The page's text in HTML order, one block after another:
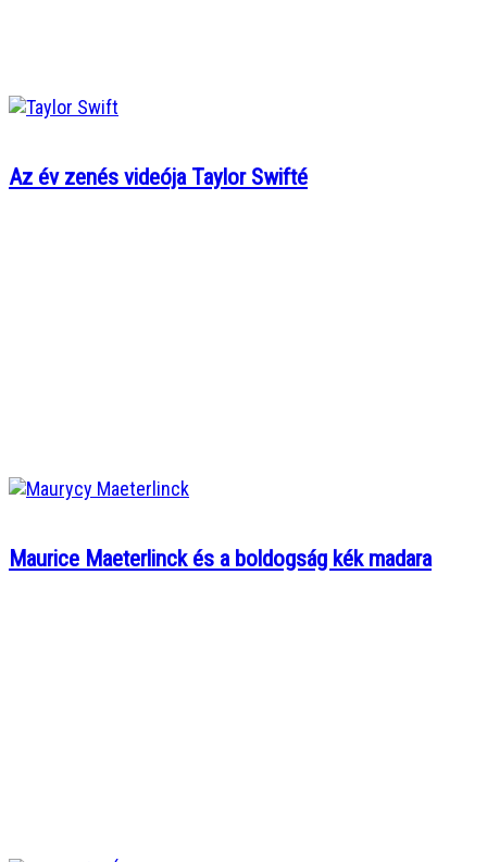
Az év zenés videója Taylor Swifté
Maurice Maeterlinck és a boldogság kék madara